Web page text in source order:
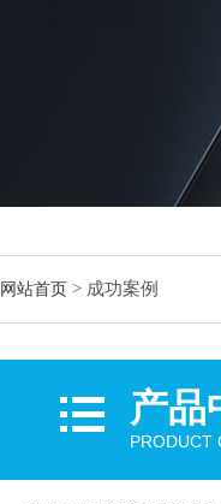
网站首页 > 成功案例
产品
PRODUCT